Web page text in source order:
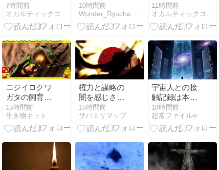
１００％くら
いの車内でカ
ッターを
7時間前
オカルティックコネクト
は学際的査読
にも耐えられ
る！誰が調査
きるからね
10時間前
Wonder_Ryuchanの大人の日記
吸い込まれる
ように消えた
11時間前
オカルティックコネクト
ニジイロクワ
ガタの飼育方
法！必要なも
のや餌・飼い
方を解説！
15時間前
生き物ネット
権力と謀略の
闇を感じさせ
る5の事件
15時間前
サバミリマップ
宇宙人との接
触記録は本当
に存在するの
か
18時間前
超常ファイル∞